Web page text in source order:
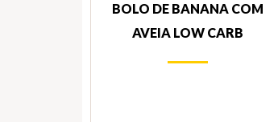
BOLO DE BANANA COM
AVEIA LOW CARB